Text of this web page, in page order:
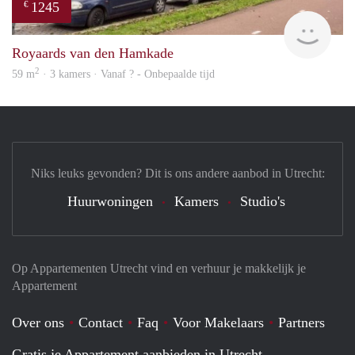
€ 1245
Royaards van den Hamkade
59 m2 · 3 kamers · Vanaf ? - Onbepaalde tijd
Op Appartementen Utrecht vind en verhuur je makkelijk je
Appartement
Over ons Contact Faq Voor Makelaars
Partners
Niks leuks gevonden? Dit is ons andere aanbod in Utrecht:
Huurwoningen Kamers Studio's